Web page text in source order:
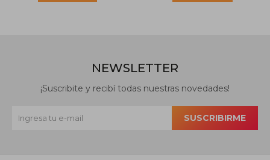
NEWSLETTER
¡Suscribite y recibí todas nuestras novedades!
SUSCRIBIRME